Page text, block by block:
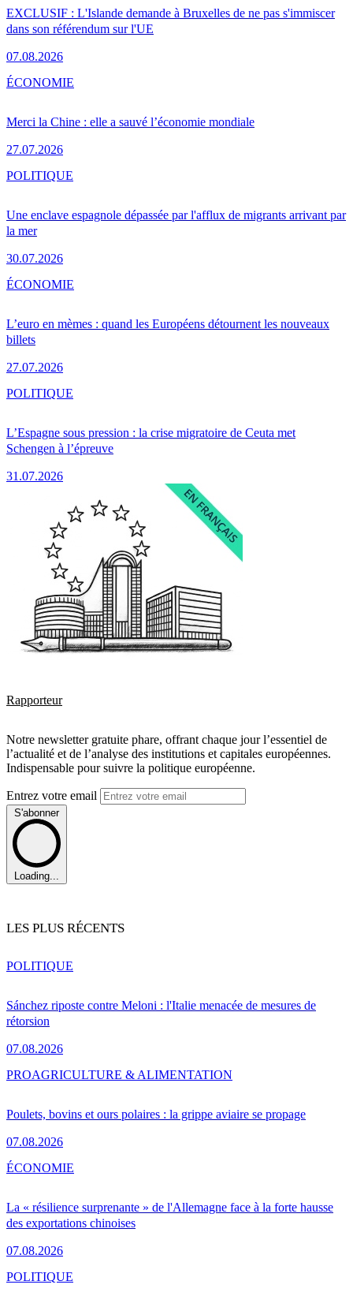
EXCLUSIF : L'Islande demande à Bruxelles de ne pas s'immiscer
dans son référendum sur l'UE
07.08.2026
Merci la Chine : elle a sauvé l’économie mondiale
27.07.2026
ÉCONOMIE
Une enclave espagnole dépassée par l'afflux de migrants arrivant par
la mer
30.07.2026
POLITIQUE
L’euro en mèmes : quand les Européens détournent les nouveaux
billets
27.07.2026
ÉCONOMIE
L’Espagne sous pression : la crise migratoire de Ceuta met
Schengen à l’épreuve
31.07.2026
POLITIQUE
Rapporteur
Notre newsletter gratuite phare, offrant chaque jour l’essentiel de
l’actualité et de l’analyse des institutions et capitales européennes.
Indispensable pour suivre la politique européenne.
Entrez votre email
S'abonner
Loading...
LES PLUS RÉCENTS
Sánchez riposte contre Meloni : l'Italie menacée de mesures de
rétorsion
07.08.2026
POLITIQUE
Poulets, bovins et ours polaires : la grippe aviaire se propage
07.08.2026
PROAGRICULTURE & ALIMENTATION
La « résilience surprenante » de l'Allemagne face à la forte hausse
des exportations chinoises
07.08.2026
ÉCONOMIE
POLITIQUE